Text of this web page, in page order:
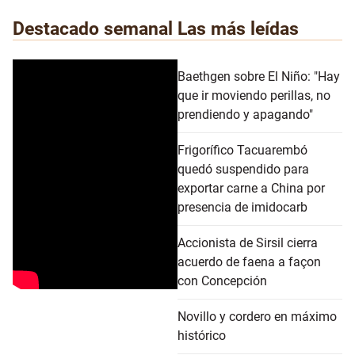
Destacado semanal Las más leídas
Baethgen sobre El Niño: "Hay
que ir moviendo perillas, no
prendiendo y apagando"
Frigorífico Tacuarembó
quedó suspendido para
exportar carne a China por
presencia de imidocarb
Accionista de Sirsil cierra
acuerdo de faena a façon
con Concepción
Novillo y cordero en máximo
histórico